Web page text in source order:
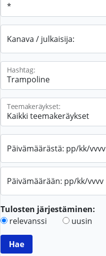
Kanava / julkaisija:
Hashtag:
Teemakeräykset:
Päivämäärästä: pp/kk/vvvv
Päivämäärään: pp/kk/vvvv
Tulosten järjestäminen:
relevanssi
uusin